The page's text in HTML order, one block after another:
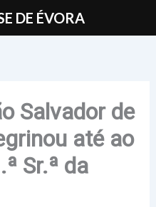
Salvador de
até ao
Sr.ª da
DE ÉVORA